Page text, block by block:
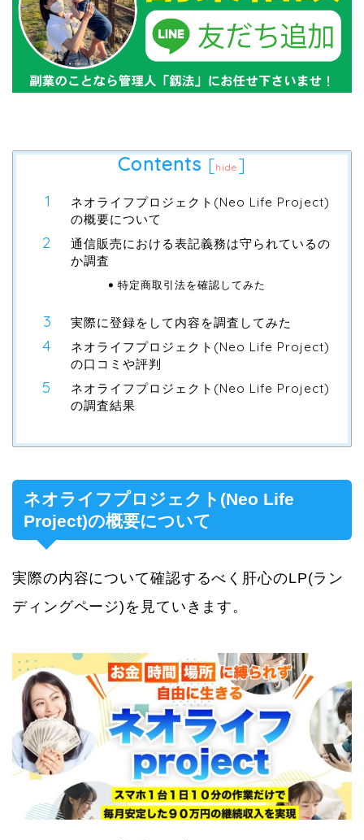
Contents [hide ]
ネオライフプロジェクト(Neo Life Project)
の概要について
通信販売における表記義務は守られているの
か調査
特定商取引法を確認してみた
実際に登録をして内容を調査してみた
ネオライフプロジェクト(Neo Life Project)
の口コミや評判
ネオライフプロジェクト(Neo Life Project)
の調査結果
ネオライフプロジェクト(Neo Life
Project)の概要について
実際の内容について確認するべく肝心のLP(ラン
ディングページ)を見ていきます。